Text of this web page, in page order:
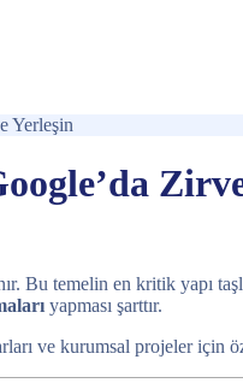
Yerleşin
Bu temelin en kritik yapı
yapması şarttır.
ve kurumsal projeler için